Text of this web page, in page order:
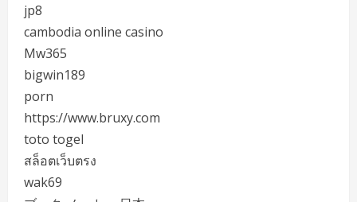
jp8
cambodia online casino
Mw365
bigwin189
porn
https://www.bruxy.com
toto togel
สล็อตเว็บตรง
wak69